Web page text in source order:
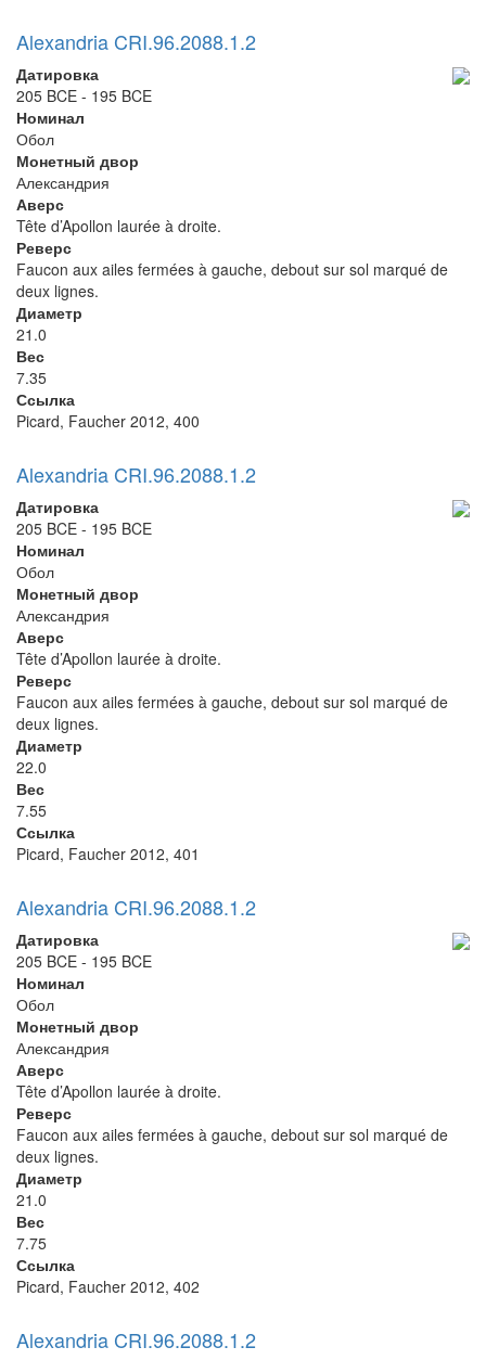
Alexandria CRI.96.2088.1.2
Датировка
205 BCE - 195 BCE
Номинал
Обол
Монетный двор
Александрия
Аверс
Tête d’Apollon laurée à droite.
Реверс
Faucon aux ailes fermées à gauche, debout sur sol marqué de
deux lignes.
Диаметр
21.0
Вес
7.35
Ссылка
Picard, Faucher 2012, 400
Alexandria CRI.96.2088.1.2
Датировка
205 BCE - 195 BCE
Номинал
Обол
Монетный двор
Александрия
Аверс
Tête d’Apollon laurée à droite.
Реверс
Faucon aux ailes fermées à gauche, debout sur sol marqué de
deux lignes.
Диаметр
22.0
Вес
7.55
Ссылка
Picard, Faucher 2012, 401
Alexandria CRI.96.2088.1.2
Датировка
205 BCE - 195 BCE
Номинал
Обол
Монетный двор
Александрия
Аверс
Tête d’Apollon laurée à droite.
Реверс
Faucon aux ailes fermées à gauche, debout sur sol marqué de
deux lignes.
Диаметр
21.0
Вес
7.75
Ссылка
Picard, Faucher 2012, 402
Alexandria CRI.96.2088.1.2